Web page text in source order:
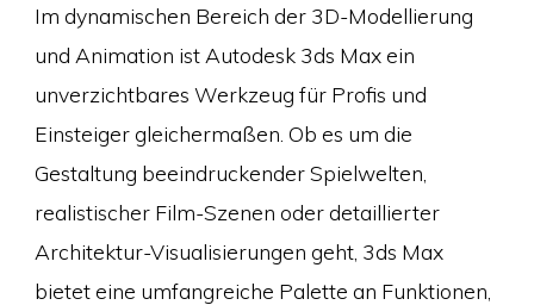
Im dynamischen Bereich der 3D-Modellierung
und Animation ist Autodesk 3ds Max ein
unverzichtbares Werkzeug für Profis und
Einsteiger gleichermaßen. Ob es um die
Gestaltung beeindruckender Spielwelten,
realistischer Film-Szenen oder detaillierter
Architektur-Visualisierungen geht, 3ds Max
bietet eine umfangreiche Palette an Funktionen,